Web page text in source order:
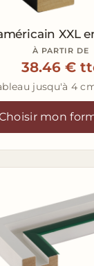
XXL
À PARTIR DE
38.46 €
jusqu'à 4
mon